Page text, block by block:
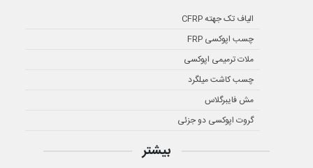
الیاف تک جهته CFRP
چسب اپوکسی FRP
ملات ترمیمی اپوکسی
چسب کاشت میلگرد
مش فایبرگلاس
گروت اپوکسی دو جزئی
بیشتر